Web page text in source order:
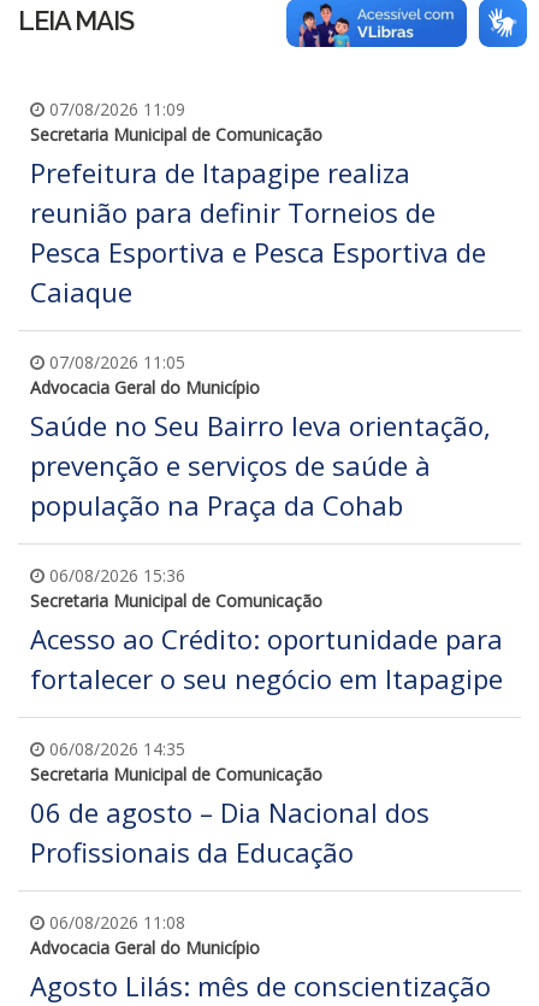
LEIA MAIS
07/08/2026 11:09
Secretaria Municipal de Comunicação
Prefeitura de Itapagipe realiza
reunião para definir Torneios de
Pesca Esportiva e Pesca Esportiva de
Caiaque
07/08/2026 11:05
Advocacia Geral do Município
Saúde no Seu Bairro leva orientação,
prevenção e serviços de saúde à
população na Praça da Cohab
06/08/2026 15:36
Secretaria Municipal de Comunicação
Acesso ao Crédito: oportunidade para
fortalecer o seu negócio em Itapagipe
06/08/2026 14:35
Secretaria Municipal de Comunicação
06 de agosto – Dia Nacional dos
Profissionais da Educação
06/08/2026 11:08
Advocacia Geral do Município
Agosto Lilás: mês de conscientização